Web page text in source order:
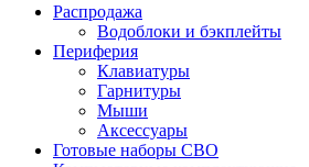
Распродажа
Водоблоки и бэкплейты
Периферия
Клавиатуры
Гарнитуры
Мыши
Аксессуары
Готовые наборы СВО